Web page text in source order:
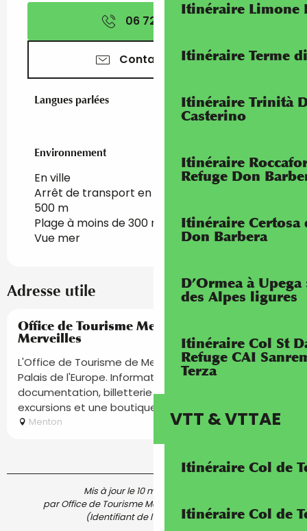
Itinéraire Limone
Itinéraire Terme
Itinéraire Trinità
Casterino
Itinéraire
Refuge Don
Itinéraire Certosa
Don Barbera
D’Ormea à
des Alpes ligures
Itinéraire Col St
Refuge CAI
Terza
VTT & VTTAE
Itinéraire Col de
Itinéraire Col de
06 72 52 19
Contactez-nous
Langues parlées
Langues parlées
Environnement
Environnement
En ville
Arrêt de transport en commun à moins de
500 m
Plage à moins de 300 m
Vue mer
Adresse utile
Office de Tourisme Menton, Riviera &
Merveilles
L'Office de Tourisme de Menton vous accueille au
Palais de l'Europe. Informations touristiques,
documentation, billetterie événements, visites et
excursions et une boutique...
Menton
Mis à jour le 10 mars 2025 à 16:40
par Office de Tourisme Menton, Riviera & Merveilles
(Identifiant de l'offre :
5398640)